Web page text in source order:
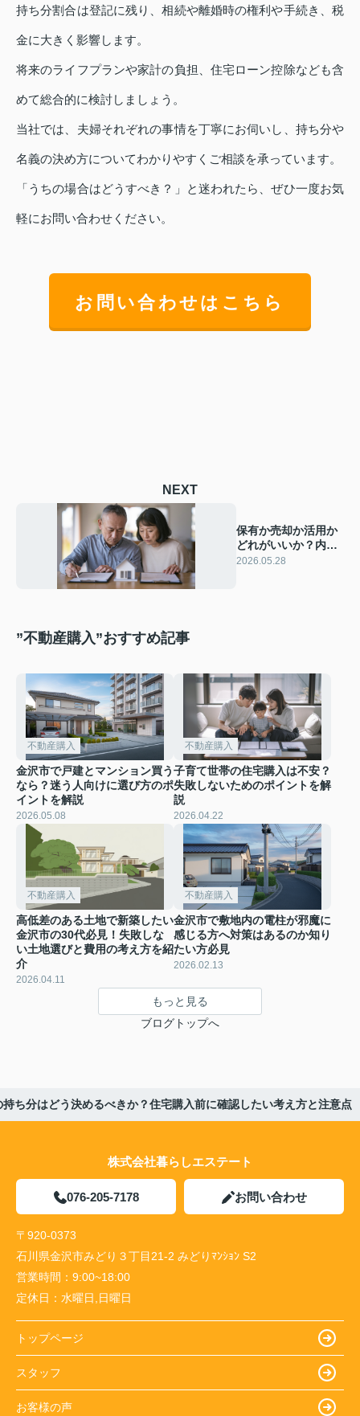
持ち分割合は登記に残り、相続や離婚時の権利や手続き、税
金に大きく影響します。
将来のライフプランや家計の負担、住宅ローン控除なども含
めて総合的に検討しましょう。
当社では、夫婦それぞれの事情を丁寧にお伺いし、持ち分や
名義の決め方についてわかりやすくご相談を承っています。
「うちの場合はどうすべき？」と迷われたら、ぜひ一度お気
軽にお問い合わせください。
お問い合わせはこちら
NEXT
保有か売却か活用か
どれがいいか？内灘
町の相続不動産の最
2026.05.28
”不動産購入”おすすめ記事
不動産購入
金沢市で戸建とマンション買う
なら？迷う人向けに選び方のポ
イントを解説
2026.05.08
不動産購入
子育て世帯の住宅購入は不安？
失敗しないためのポイントを解
説
2026.04.22
不動産購入
高低差のある土地で新築したい
金沢市の30代必見！失敗しな
い土地選びと費用の考え方を紹
介
2026.04.11
不動産購入
金沢市で敷地内の電柱が邪魔に
感じる方へ対策はあるのか知り
たい方必見
2026.02.13
もっと見る
ブログトップへ
持ち分はどう決めるべきか？住宅購入前に確認したい考え方と注意点
株式会社暮らしエステート
076-205-7178 お問い合わせ
〒920-0373
石川県金沢市みどり３丁目21-2 みどりﾏﾝｼｮﾝ S2
営業時間： 9:00~18:00
定休日： 水曜日,日曜日
トップページ
スタッフ
お客様の声